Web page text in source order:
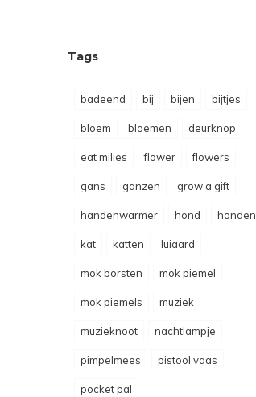
Tags
badeend bij bijen bijtjes
bloem bloemen deurknop
eat milies flower flowers
gans ganzen grow a gift
handenwarmer hond honden
kat katten luiaard
mok borsten mok piemel
mok piemels muziek
muzieknoot nachtlampje
pimpelmees pistool vaas
pocket pal